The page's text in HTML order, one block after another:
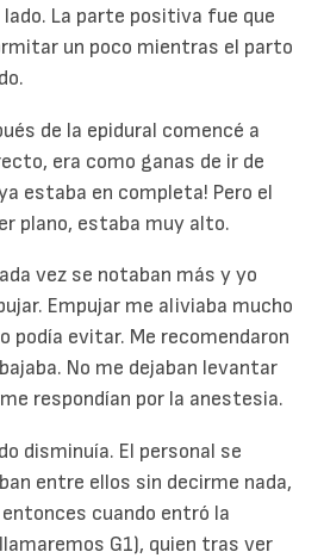
La parte positiva fue que
un poco mientras el parto
de la epidural comencé a
era como ganas de ir de
estaba en completa! Pero el
plano, estaba muy alto.
vez se notaban más y yo
Empujar me aliviaba mucho
podía evitar. Me recomendaron
No me dejaban levantar
respondían por la anestesia.
disminuía. El personal se
entre ellos sin decirme nada,
entonces cuando entró la
G1), quien tras ver